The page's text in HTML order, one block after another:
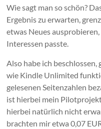
Wie sagt man so schön?
Ergebnis zu erwarten,
etwas Neues
Interessen passte.
Also habe ich
wie Kindle Unlimited
gelesenen Seitenzahlen
ist hierbei mein
hierbei natürlich nicht
brachten mir etwa 0,07